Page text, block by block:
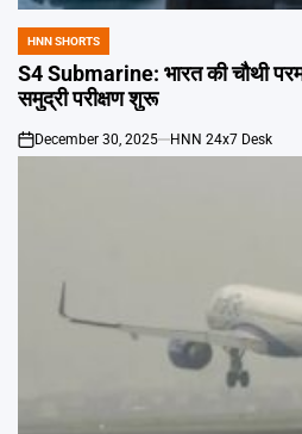
POSTED
IN
HNN SHORTS
S4 Submarine: भारत की चौथी
समुद्री परीक्षण शुरू
on
December 30, 2025 HNN 24x7 Desk